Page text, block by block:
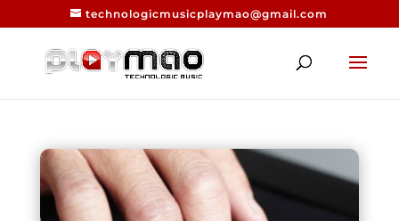
technologicmusicplaymao@gmail.com